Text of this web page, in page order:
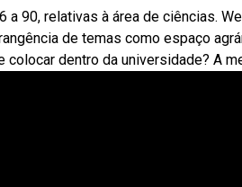
a 90, relativas à área de ciências.
de temas como espaço
colocar dentro da universidade? A